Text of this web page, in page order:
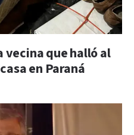
vecina que halló al
en Paraná